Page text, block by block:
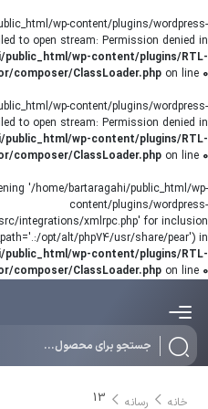
wp-content/plugins/wordpress-
to open stream: Permission denied in
wp-content/plugins/RTL-
composer/ClassLoader.php on line 0
wp-content/plugins/wordpress-
to open stream: Permission denied in
wp-content/plugins/RTL-
composer/ClassLoader.php on line 0
'/home/bartaragahi/public_html/wp-
content/plugins/wordpress-
integrations/xmlrpc.php' for inclusion
opt/alt/php74/usr/share/pear') in
wp-content/plugins/RTL-
composer/ClassLoader.php on line 0
خانه رسانه 13